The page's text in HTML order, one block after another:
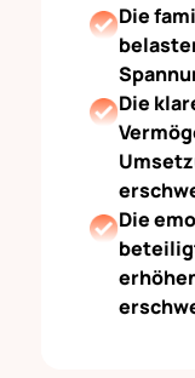
Die
Die
Die